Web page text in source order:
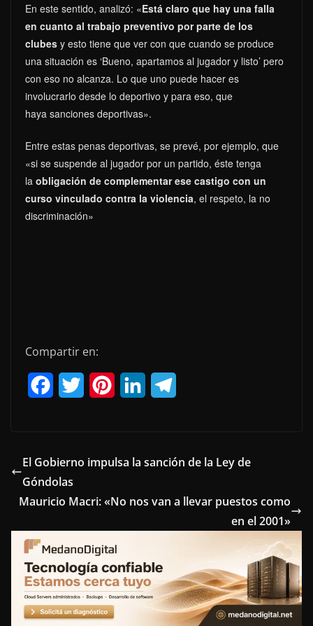
En este sentido, analizó: «Está claro que hay una falla
en cuanto al trabajo preventivo por parte de los
clubes y esto tiene que ver con que cuando se produce
una situación es ‘Bueno, apartamos al jugador y listo’ pero
con eso no alcanza. Lo que uno puede hacer es
involucrarlo desde lo deportivo y para eso, que
haya sanciones deportivas».
Entre estas penas deportivas, se prevé, por ejemplo, que
«si se suspende al jugador por un partido, éste tenga
la obligación de complementar ese castigo con un
curso vinculado contra la violencia, el respeto, la no
discriminación»
Compartir en:
e
b
o
o
k
e
r
t
r
e
s
t
k
d
I
n
e
r
a
El Gobierno impulsa la sanción de la Ley de
Góndolas
Mauricio Macri: «No nos van a llevar puestos como
en el 2001»